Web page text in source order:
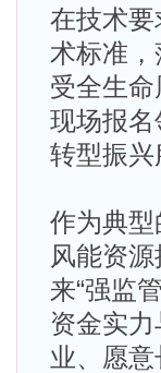
在技术
术标准
受全生
现场报
转型振
作为典
风能资
来“强监
资金实
业、愿